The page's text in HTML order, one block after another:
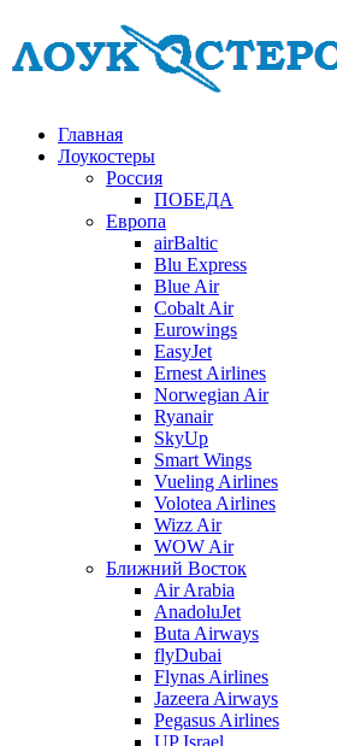
Главная
Лоукостеры
Россия
ПОБЕДА
Европа
airBaltic
Blu Express
Blue Air
Cobalt Air
Eurowings
EasyJet
Ernest Airlines
Norwegian Air
Ryanair
SkyUp
Smart Wings
Vueling Airlines
Volotea Airlines
Wizz Air
WOW Air
Ближний Восток
Air Arabia
AnadoluJet
Buta Airways
flyDubai
Flynas Airlines
Jazeera Airways
Pegasus Airlines
UP Israel